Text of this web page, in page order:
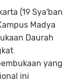
(19 Sya'ban
Madya
Daurah
yang
ini